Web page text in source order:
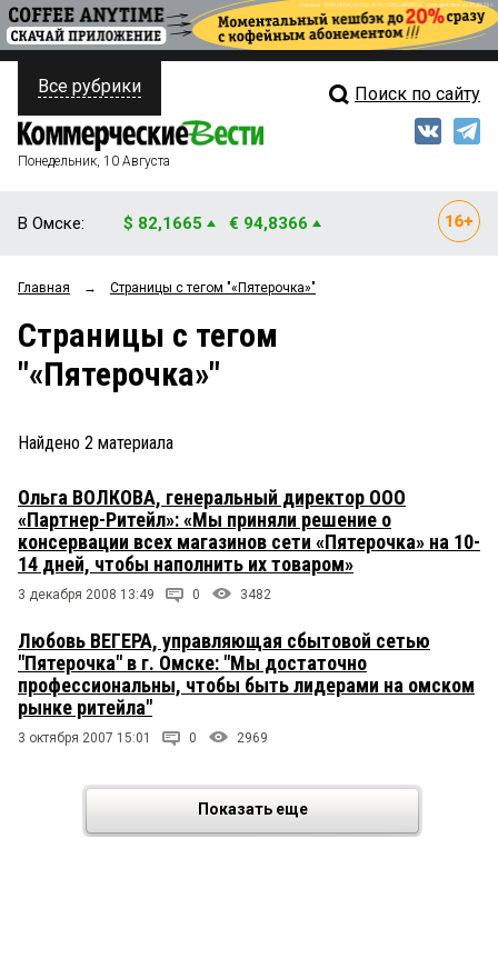
ПОЛИТИКА
ФИНАНСЫ
ОБЩЕСТВО
ЗАКОН
НОВОСТИ КОМПАНИЙ
ПРОИСШЕСТВИЯ
СТИЛЬ ЖИЗНИ
Свежий выпуск
Мнения
Все рубрики Поиск по сайту
Понедельник, 10 Августа
В Омске: $ 82,1665 € 94,8366
Главная → Страницы c тегом "«Пятерочка»"
Страницы c тегом
"«Пятерочка»"
Найдено 2 материала
Ольга ВОЛКОВА, генеральный директор ООО
«Партнер-Ритейл»: «Мы приняли решение о
консервации всех магазинов сети «Пятерочка» на 10-
14 дней, чтобы наполнить их товаром»
3 декабря 2008 13:49 0 3482
Любовь ВЕГЕРА, управляющая сбытовой сетью
"Пятерочка" в г. Омске: "Мы достаточно
профессиональны, чтобы быть лидерами на омском
рынке ритейла"
3 октября 2007 15:01 0 2969
Показать еще